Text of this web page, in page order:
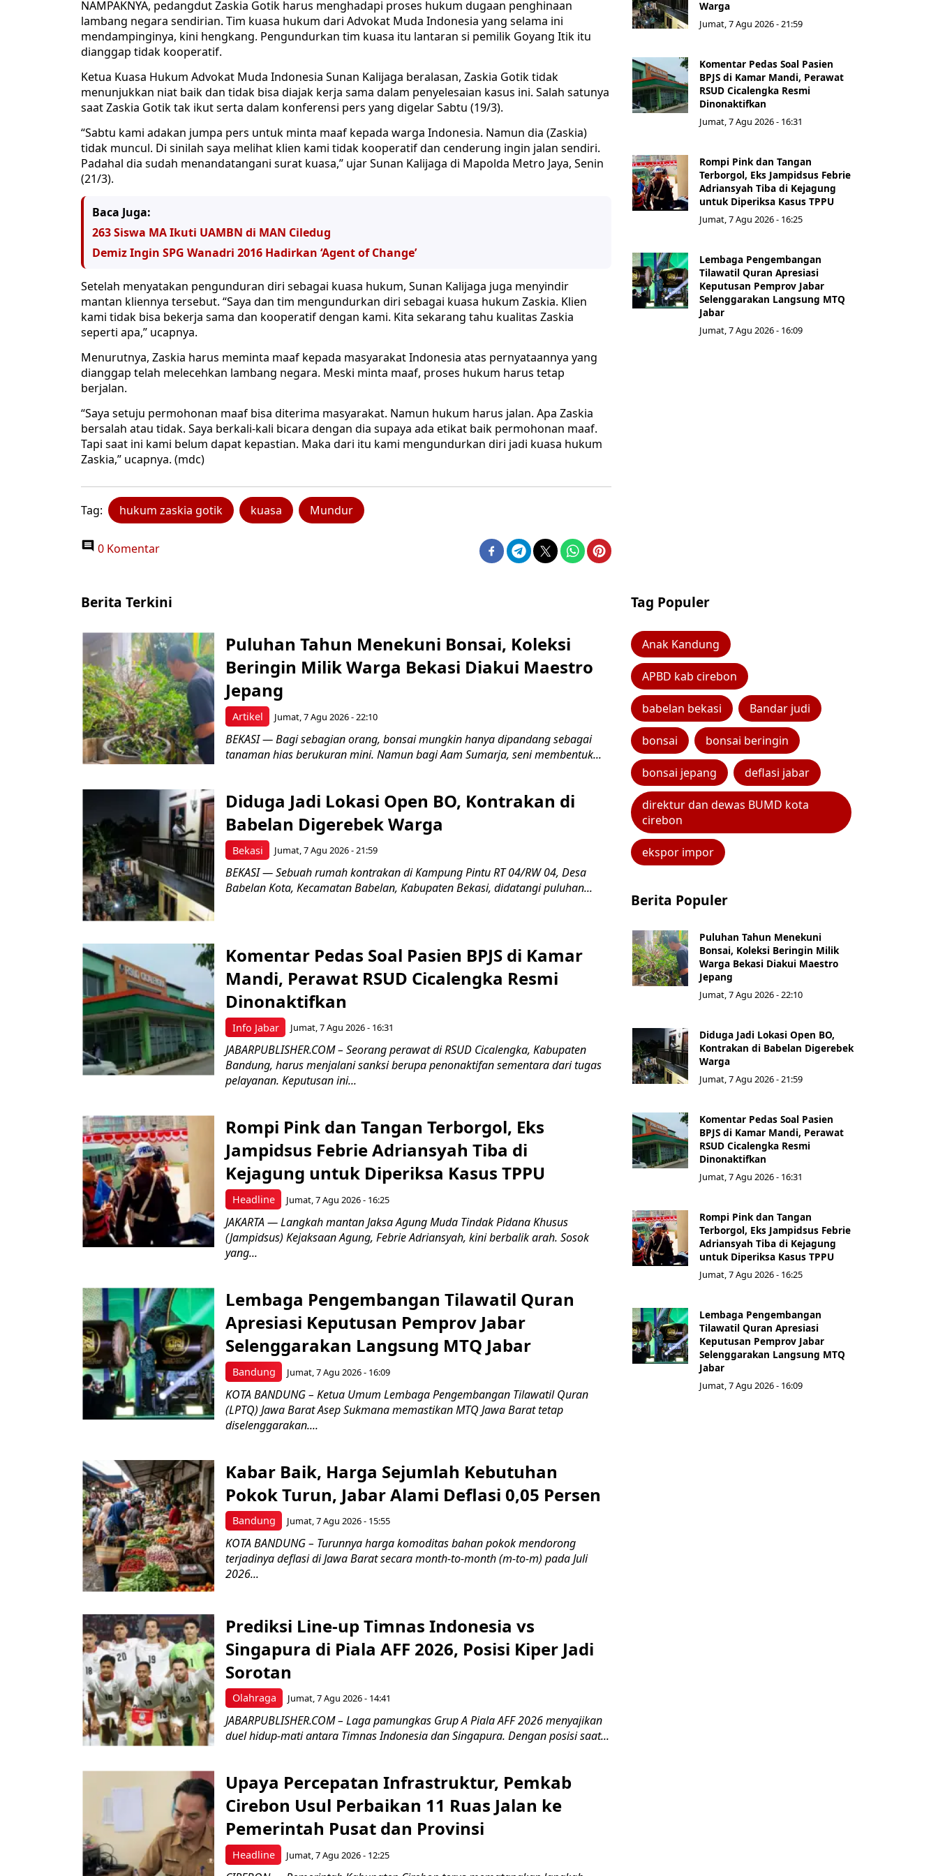
NAMPAKNYA, pedangdut Zaskia Gotik harus menghadapi proses hukum dugaan penghinaan
lambang negara sendirian. Tim kuasa hukum dari Advokat Muda Indonesia yang selama ini
mendampinginya, kini hengkang. Pengundurkan tim kuasa itu lantaran si pemilik Goyang Itik itu
dianggap tidak kooperatif.
Ketua Kuasa Hukum Advokat Muda Indonesia Sunan Kalijaga beralasan, Zaskia Gotik tidak
menunjukkan niat baik dan tidak bisa diajak kerja sama dalam penyelesaian kasus ini. Salah satunya
saat Zaskia Gotik tak ikut serta dalam konferensi pers yang digelar Sabtu (19/3).
“Sabtu kami adakan jumpa pers untuk minta maaf kepada warga Indonesia. Namun dia (Zaskia)
tidak muncul. Di sinilah saya melihat klien kami tidak kooperatif dan cenderung ingin jalan sendiri.
Padahal dia sudah menandatangani surat kuasa,” ujar Sunan Kalijaga di Mapolda Metro Jaya, Senin
(21/3).
Baca Juga:
263 Siswa MA Ikuti UAMBN di MAN Ciledug
Demiz Ingin SPG Wanadri 2016 Hadirkan ‘Agent of Change’
Setelah menyatakan pengunduran diri sebagai kuasa hukum, Sunan Kalijaga juga menyindir
mantan kliennya tersebut. “Saya dan tim mengundurkan diri sebagai kuasa hukum Zaskia. Klien
kami tidak bisa bekerja sama dan kooperatif dengan kami. Kita sekarang tahu kualitas Zaskia
seperti apa,” ucapnya.
Menurutnya, Zaskia harus meminta maaf kepada masyarakat Indonesia atas pernyataannya yang
dianggap telah melecehkan lambang negara. Meski minta maaf, proses hukum harus tetap
berjalan.
“Saya setuju permohonan maaf bisa diterima masyarakat. Namun hukum harus jalan. Apa Zaskia
bersalah atau tidak. Saya berkali-kali bicara dengan dia supaya ada etikat baik permohonan maaf.
Tapi saat ini kami belum dapat kepastian. Maka dari itu kami mengundurkan diri jadi kuasa hukum
Zaskia,” ucapnya. (mdc)
Tag: hukum zaskia gotik kuasa Mundur
0 Komentar
Warga
Jumat, 7 Agu 2026 - 21:59
Komentar Pedas Soal Pasien
BPJS di Kamar Mandi, Perawat
RSUD Cicalengka Resmi
Dinonaktifkan
Jumat, 7 Agu 2026 - 16:31
Rompi Pink dan Tangan
Terborgol, Eks Jampidsus Febrie
Adriansyah Tiba di Kejagung
untuk Diperiksa Kasus TPPU
Jumat, 7 Agu 2026 - 16:25
Lembaga Pengembangan
Tilawatil Quran Apresiasi
Keputusan Pemprov Jabar
Selenggarakan Langsung MTQ
Jabar
Jumat, 7 Agu 2026 - 16:09
Berita Terkini
Artikel
Puluhan Tahun Menekuni Bonsai, Koleksi
Beringin Milik Warga Bekasi Diakui Maestro
Jepang
Jumat, 7 Agu 2026 - 22:10
BEKASI — Bagi sebagian orang, bonsai mungkin hanya dipandang sebagai
tanaman hias berukuran mini. Namun bagi Aam Sumarja, seni membentuk...
Bekasi
Diduga Jadi Lokasi Open BO, Kontrakan di
Babelan Digerebek Warga
Jumat, 7 Agu 2026 - 21:59
BEKASI — Sebuah rumah kontrakan di Kampung Pintu RT 04/RW 04, Desa
Babelan Kota, Kecamatan Babelan, Kabupaten Bekasi, didatangi puluhan...
Info Jabar
Komentar Pedas Soal Pasien BPJS di Kamar
Mandi, Perawat RSUD Cicalengka Resmi
Dinonaktifkan
Jumat, 7 Agu 2026 - 16:31
JABARPUBLISHER.COM – Seorang perawat di RSUD Cicalengka, Kabupaten
Bandung, harus menjalani sanksi berupa penonaktifan sementara dari tugas
pelayanan. Keputusan ini...
Headline
Rompi Pink dan Tangan Terborgol, Eks
Jampidsus Febrie Adriansyah Tiba di
Kejagung untuk Diperiksa Kasus TPPU
Jumat, 7 Agu 2026 - 16:25
JAKARTA — Langkah mantan Jaksa Agung Muda Tindak Pidana Khusus
(Jampidsus) Kejaksaan Agung, Febrie Adriansyah, kini berbalik arah. Sosok
yang...
Bandung
Lembaga Pengembangan Tilawatil Quran
Apresiasi Keputusan Pemprov Jabar
Selenggarakan Langsung MTQ Jabar
Jumat, 7 Agu 2026 - 16:09
KOTA BANDUNG – Ketua Umum Lembaga Pengembangan Tilawatil Quran
(LPTQ) Jawa Barat Asep Sukmana memastikan MTQ Jawa Barat tetap
diselenggarakan....
Bandung
Kabar Baik, Harga Sejumlah Kebutuhan
Pokok Turun, Jabar Alami Deflasi 0,05 Persen
Jumat, 7 Agu 2026 - 15:55
KOTA BANDUNG – Turunnya harga komoditas bahan pokok mendorong
terjadinya deflasi di Jawa Barat secara month-to-month (m-to-m) pada Juli
2026...
Olahraga
Prediksi Line-up Timnas Indonesia vs
Singapura di Piala AFF 2026, Posisi Kiper Jadi
Sorotan
Jumat, 7 Agu 2026 - 14:41
JABARPUBLISHER.COM – Laga pamungkas Grup A Piala AFF 2026 menyajikan
duel hidup-mati antara Timnas Indonesia dan Singapura. Dengan posisi saat...
Headline
Upaya Percepatan Infrastruktur, Pemkab
Cirebon Usul Perbaikan 11 Ruas Jalan ke
Pemerintah Pusat dan Provinsi
Jumat, 7 Agu 2026 - 12:25
Tag Populer
Anak Kandung
APBD kab cirebon
babelan bekasi Bandar judi
bonsai bonsai beringin
bonsai jepang deflasi jabar
direktur dan dewas BUMD kota
cirebon
ekspor impor
Berita Populer
Puluhan Tahun Menekuni
Bonsai, Koleksi Beringin Milik
Warga Bekasi Diakui Maestro
Jepang
Jumat, 7 Agu 2026 - 22:10
Diduga Jadi Lokasi Open BO,
Kontrakan di Babelan Digerebek
Warga
Jumat, 7 Agu 2026 - 21:59
Komentar Pedas Soal Pasien
BPJS di Kamar Mandi, Perawat
RSUD Cicalengka Resmi
Dinonaktifkan
Jumat, 7 Agu 2026 - 16:31
Rompi Pink dan Tangan
Terborgol, Eks Jampidsus Febrie
Adriansyah Tiba di Kejagung
untuk Diperiksa Kasus TPPU
Jumat, 7 Agu 2026 - 16:25
Lembaga Pengembangan
Tilawatil Quran Apresiasi
Keputusan Pemprov Jabar
Selenggarakan Langsung MTQ
Jabar
Jumat, 7 Agu 2026 - 16:09